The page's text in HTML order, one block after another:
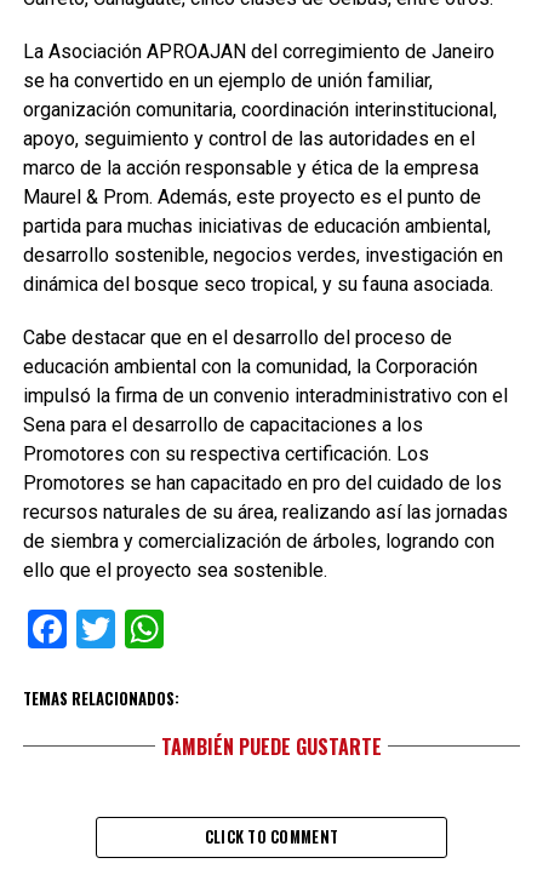
La Asociación APROAJAN del corregimiento de Janeiro
se ha convertido en un ejemplo de unión familiar,
organización comunitaria, coordinación interinstitucional,
apoyo, seguimiento y control de las autoridades en el
marco de la acción responsable y ética de la empresa
Maurel & Prom. Además, este proyecto es el punto de
partida para muchas iniciativas de educación ambiental,
desarrollo sostenible, negocios verdes, investigación en
dinámica del bosque seco tropical, y su fauna asociada.
Cabe destacar que en el desarrollo del proceso de
educación ambiental con la comunidad, la Corporación
impulsó la firma de un convenio interadministrativo con el
Sena para el desarrollo de capacitaciones a los
Promotores con su respectiva certificación. Los
Promotores se han capacitado en pro del cuidado de los
recursos naturales de su área, realizando así las jornadas
de siembra y comercialización de árboles, logrando con
ello que el proyecto sea sostenible.
Facebook
TwitterWhatsApp
TEMAS RELACIONADOS:
TAMBIÉN PUEDE GUSTARTE
CLICK TO COMMENT